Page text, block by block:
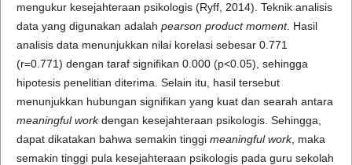
mengukur kesejahteraan psikologis (Ryff, 2014). Teknik analisis
data yang digunakan adalah pearson product moment. Hasil
analisis data menunjukkan nilai korelasi sebesar 0.771
(r=0.771) dengan taraf signifikan 0.000 (p<0.05), sehingga
hipotesis penelitian diterima. Selain itu, hasil tersebut
menunjukkan hubungan signifikan yang kuat dan searah antara
meaningful workdengan kesejahteraan psikologis. Sehingga,
dapat dikatakan bahwa semakin tinggi meaningful work, maka
semakin tinggi pula kesejahteraan psikologis pada guru sekolah